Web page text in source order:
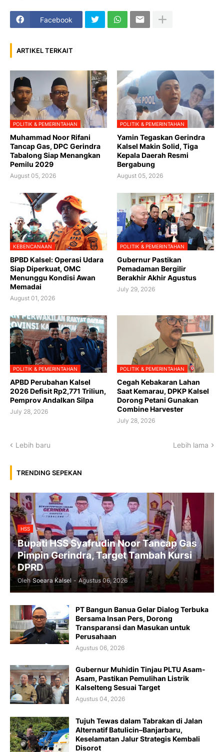
Facebook
ARTIKEL TERKAIT
POLITIK & PEMERINTAHAN
Muhammad Noor Rifani
Tancap Gas, DPC Gerindra
Tabalong Siap Menangkan
Pemilu 2029
August 05, 2026
POLITIK & PEMERINTAHAN
Yamin Tegaskan Gerindra
Kalsel Makin Solid, Tiga
Kepala Daerah Resmi
Bergabung
August 05, 2026
KEBENCANAAN
BPBD Kalsel: Operasi Udara
Siap Diperkuat, OMC
Menunggu Kondisi Awan
Memadai
August 01, 2026
POLITIK & PEMERINTAHAN
Gubernur Pastikan
Pemadaman Bergilir
Berakhir Akhir Agustus
July 29, 2026
POLITIK & PEMERINTAHAN
APBD Perubahan Kalsel
2026 Defisit Rp2,771 Triliun,
Pemprov Andalkan Silpa
July 28, 2026
POLITIK & PEMERINTAHAN
Cegah Kebakaran Lahan
Saat Kemarau, DPKP Kalsel
Dorong Petani Gunakan
Combine Harvester
July 28, 2026
Lebih baru Lebih lama
TRENDING SEPEKAN
HSS
Bupati HSS Syafrudin Noor Tancap Gas
Pimpin Gerindra, Target Tambah Kursi
DPRD
Oleh Soeara Kalsel - Agustus 06, 2026
PT Bangun Banua Gelar Dialog Terbuka
Bersama Insan Pers, Dorong
Transparansi dan Masukan untuk
Perusahaan
Agustus 06, 2026
Gubernur Muhidin Tinjau PLTU Asam-
Asam, Pastikan Pemulihan Listrik
Kalselteng Sesuai Target
Agustus 04, 2026
Tujuh Tewas dalam Tabrakan di Jalan
Alternatif Batulicin–Banjarbaru,
Keselamatan Jalur Strategis Kembali
Disorot